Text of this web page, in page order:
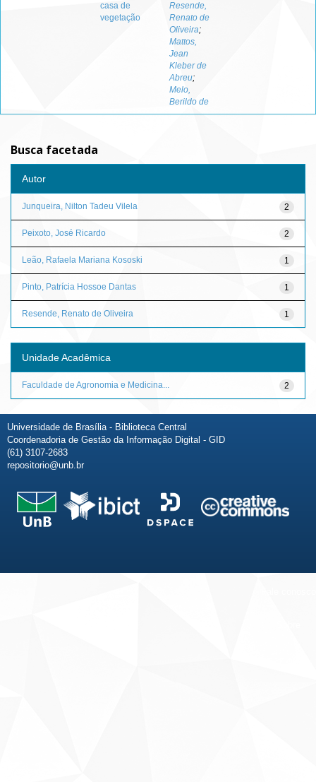
casa de
vegetação
Resende,
Renato de
Oliveira;
Mattos,
Jean
Kleber de
Abreu;
Melo,
Berildo de
Busca facetada
Autor
2
Junqueira, Nilton Tadeu Vilela
2
Peixoto, José Ricardo
1
Leão, Rafaela Mariana Kososki
1
Pinto, Patrícia Hossoe Dantas
1
Resende, Renato de Oliveira
Unidade Acadêmica
2
Faculdade de Agronomia e Medicina...
Universidade de Brasília - Biblioteca Central
Coordenadoria de Gestão da Informação Digital - GID
(61) 3107-2683
repositorio@unb.br